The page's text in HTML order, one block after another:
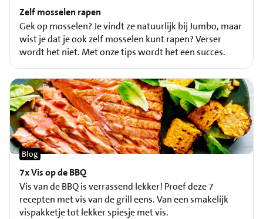
Zelf mosselen rapen
Gek op mosselen? Je vindt ze natuurlijk bij Jumbo, maar
wist je dat je ook zelf mosselen kunt rapen? Verser
wordt het niet. Met onze tips wordt het een succes.
7x Vis op de BBQ
Blog
Vis van de BBQ is verrassend lekker! Proef deze 7
recepten met vis van de grill eens. Van een smakelijk
vispakketje tot lekker spiesje met vis.